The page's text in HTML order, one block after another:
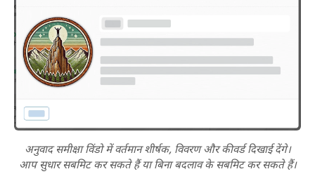
अनुवाद समीक्षा विंडो में वर्तमान शीर्षक, विवरण और कीवर्ड दिखाई देंगे।
आप सुधार सबमिट कर सकते हैं या बिना बदलाव के सबमिट कर सकते हैं।